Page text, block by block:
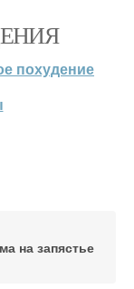
похудение
на запястье